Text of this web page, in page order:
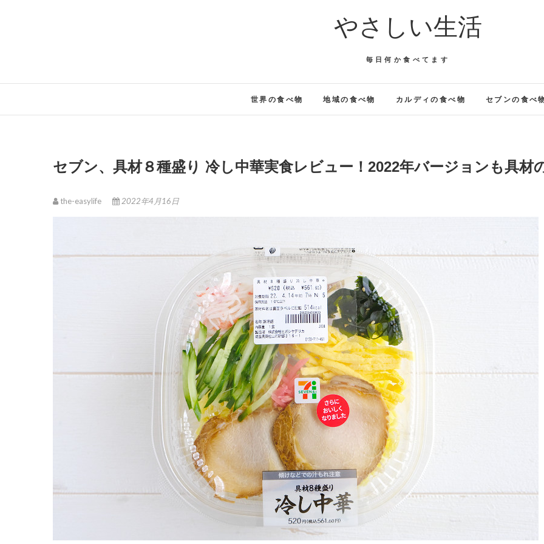
やさしい生活
毎日何か食べてます
世界の食べ物 地域の食べ物 カルディの食べ物 セブンの食べ
セブン、具材８種盛り 冷し中華実食レビュー！2022年バージョンも具材
the-easylife 2022年4月16日